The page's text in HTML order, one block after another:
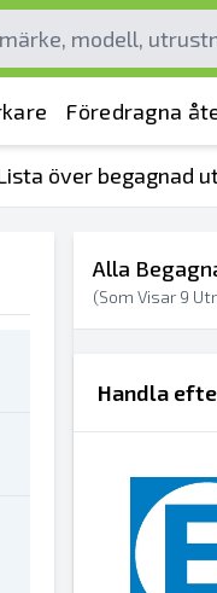
Föredragna
över begagnad
Alla
(Som Visar 9
Handla